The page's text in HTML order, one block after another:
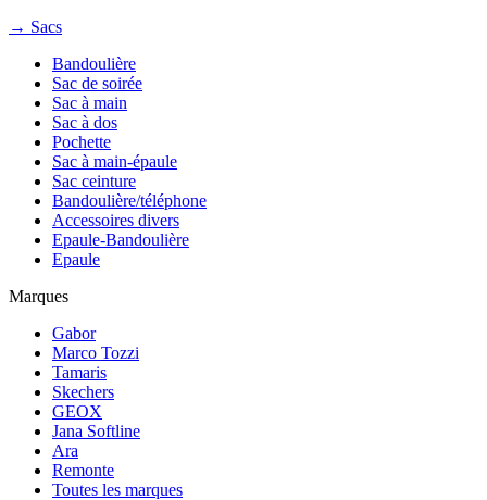
→ Sacs
Bandoulière
Sac de soirée
Sac à main
Sac à dos
Pochette
Sac à main-épaule
Sac ceinture
Bandoulière/téléphone
Accessoires divers
Epaule-Bandoulière
Epaule
Marques
Gabor
Marco Tozzi
Tamaris
Skechers
GEOX
Jana Softline
Ara
Remonte
Toutes les marques